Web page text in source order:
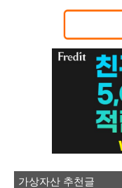
가상자산 추천글